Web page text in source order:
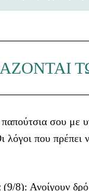
παπούτσια σου με
λόγοι που πρέπει
8): Ανοίγουν